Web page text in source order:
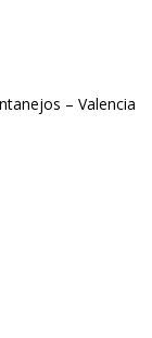
– Valencia